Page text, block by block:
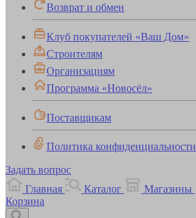
Возврат и обмен
Клуб покупателей «Ваш Дом»
Строителям
Организациям
Программа «Новосёл»
Поставщикам
Политика конфиденциальности
Задать вопрос
Главная
Каталог Магазины
Корзина